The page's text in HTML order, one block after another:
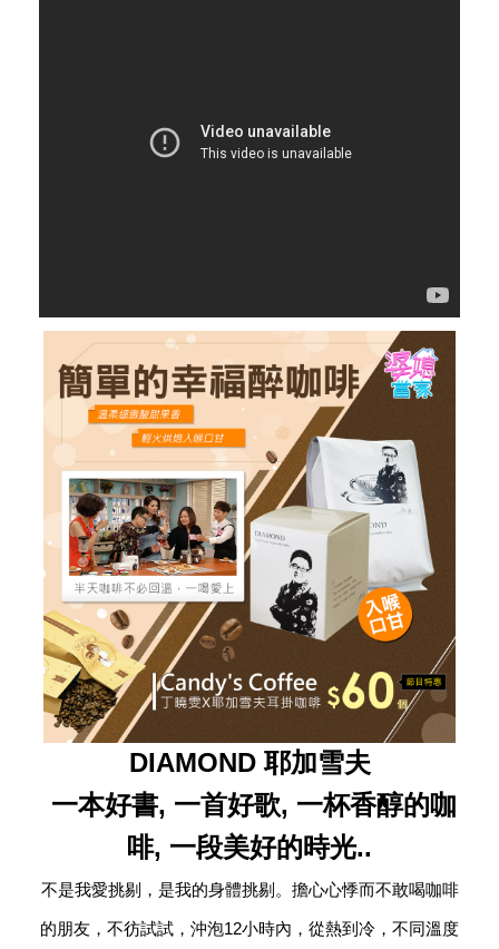
DIAMOND 耶加雪夫
一本好書, 一首好歌, 一杯香醇的咖
啡, 一段美好的時光..
不是我愛挑剔，是我的身體挑剔。擔心心悸而不敢喝咖啡
的朋友，不彷試試，沖泡12小時內，從熱到冷，不同溫度